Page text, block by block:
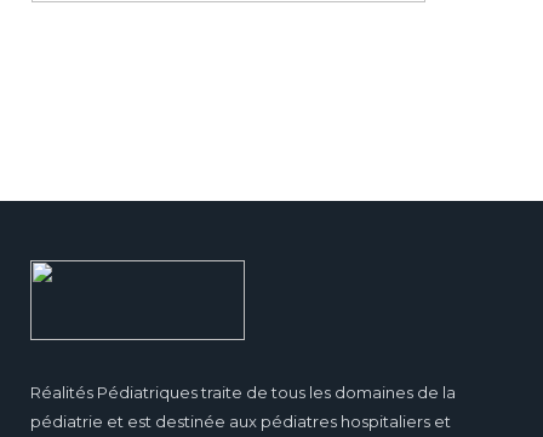
Réalités Pédiatriques traite de tous les domaines de la
pédiatrie et est destinée aux pédiatres hospitaliers et